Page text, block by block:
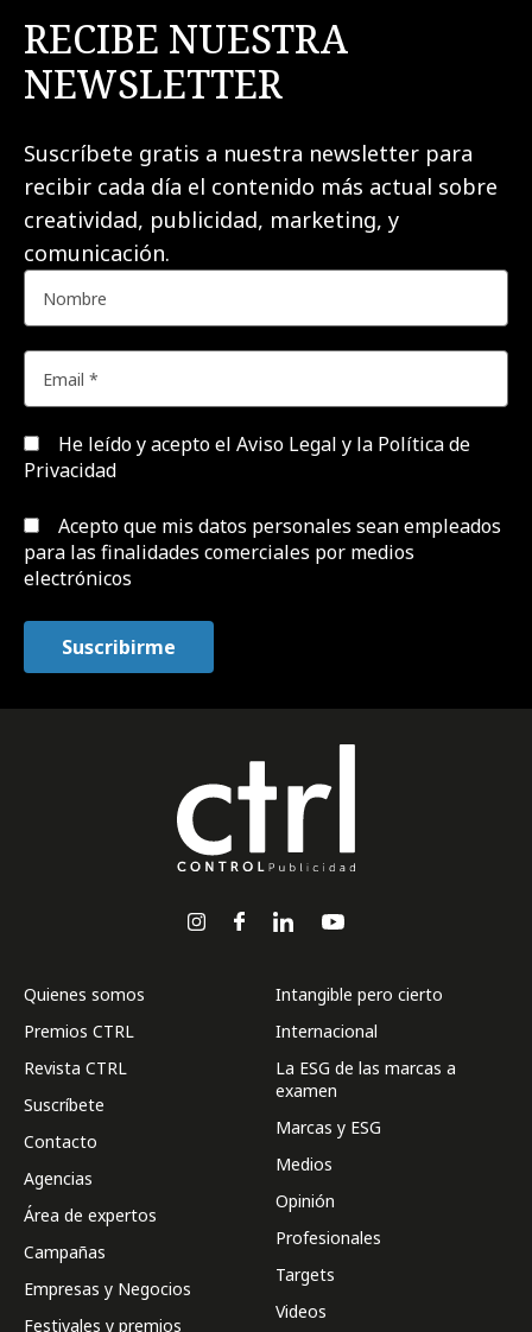
RECIBE NUESTRA
NEWSLETTER
Suscríbete gratis a nuestra newsletter para
recibir cada día el contenido más actual sobre
creatividad, publicidad, marketing, y
comunicación.
He leído y acepto el Aviso Legal y la Política de
Privacidad
Acepto que mis datos personales sean empleados
para las finalidades comerciales por medios
electrónicos
Quienes somos
Premios CTRL
Revista CTRL
Suscríbete
Contacto
Agencias
Área de expertos
Campañas
Empresas y Negocios
Festivales y premios
Intangible pero cierto
Internacional
La ESG de las marcas a
examen
Marcas y ESG
Medios
Opinión
Profesionales
Targets
Videos